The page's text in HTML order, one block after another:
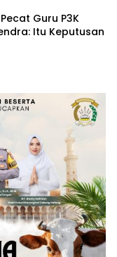
Guru P3K
Itu Keputusan